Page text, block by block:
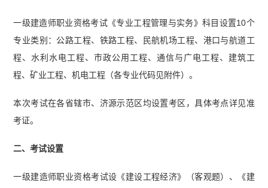
一级建造师职业资格考试《专业工程管理与实务》科目设置10个
专业类别：公路工程、铁路工程、民航机场工程、港口与航道工
程、水利水电工程、市政公用工程、通信与广电工程、建筑工
程、矿业工程、机电工程（各专业代码见附件）。
本次考试在各省辖市、济源示范区均设置考区，具体考点详见准
考证。
二、考试设置
一级建造师职业资格考试设《建设工程经济》（客观题）、《建